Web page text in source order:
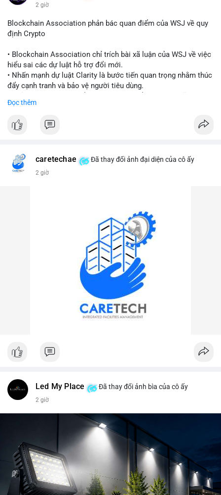
#binancesquare #cryptonews #blockchain #regulation
#custody
$btc $eth
#vlikevn #titanbot
📰 Nguồn: Cointelegraph
2 giờ
Blockchain Association phản bác quan điểm của WSJ về quy
định Crypto
• Blockchain Association chỉ trích bài xã luận của WSJ về việc
hiểu sai các dự luật hỗ trợ đổi mới.
• Nhấn mạnh dự luật Clarity là bước tiến quan trọng nhằm thúc
đẩy cạnh tranh và bảo vệ người tiêu dùng.
tài sản số.
#blockchain #cryptonews
#vlikevn #titanbot
Đọc thêm
caretechae Đã thay đổi ảnh đại diện của cô ấy
2 giờ
Led My Place Đã thay đổi ảnh bìa của cô ấy
2 giờ